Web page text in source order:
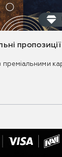
преміальними